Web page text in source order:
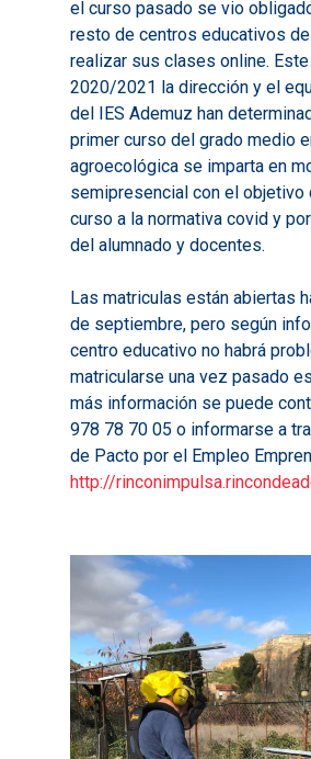
el curso pasado se vio
resto de centros educativos de
realizar sus clases online.
2020/2021 la dirección y el
del IES Ademuz han
primer curso del grado medio
agroecológica se imparta en
semipresencial con el objetivo
curso a la normativa covid y
del alumnado y docentes.
Las matriculas están abiertas
de septiembre, pero según
centro educativo no habrá
matricularse una vez pasado
más información se puede
978 78 70 05 o informarse a
de Pacto por el Empleo
http://